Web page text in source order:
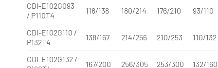
CDI-E102G093
/ P110T4
116/138 180/214 176/210 93/110
CDI-E102G110 /
P132T4
138/167 214/256 210/253 110/132
CDI-E102G132 /
167/200 256/305 253/300 132/160